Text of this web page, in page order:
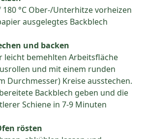
°C Ober-/Unterhitze vorheizen
ausgelegtes Backblech
und backen
leicht bemehlten Arbeitsfläche
und mit einem runden
Durchmesser) Kreise ausstechen.
Backblech geben und die
Schiene in 7-9 Minuten
rösten